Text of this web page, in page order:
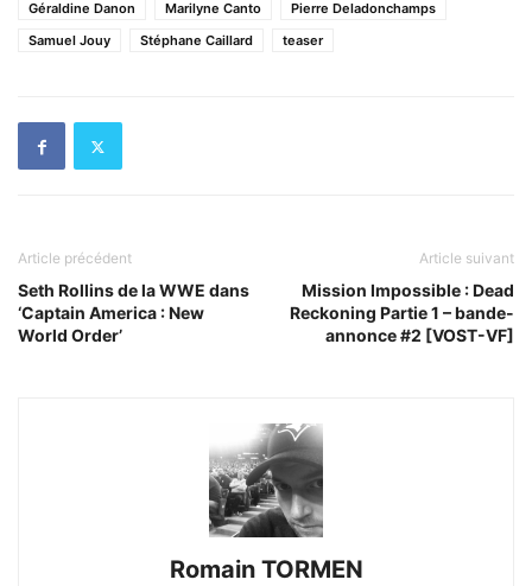
Géraldine Danon Marilyne Canto
Pierre Deladonchamps
Samuel Jouy
Stéphane Caillard teaser
Article précédent
Seth Rollins de la WWE dans
‘Captain America : New
World Order’
Article suivant
Mission Impossible : Dead
Reckoning Partie 1 – bande-
annonce #2 [VOST-VF]
Romain TORMEN